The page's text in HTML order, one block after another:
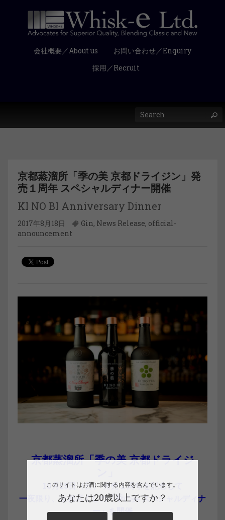
会社概要／About us
お問い合わせ／Enquiry
採用／Recruit
京都蒸溜所「季の美 京都ドライジン」発
売１周年 スペシャルディナー開催
KI NO BI Anniversary Dinner
2017年8月18日 Gin, News Release, official-
announcement
京都蒸溜所「季の美 京都ドライジ
10月15日（日） 発売１周年を記念して
一夜限り、京都尽くしの「季の美 スペシャルディナ
ー」を開催
このサイトはお酒に関する内容を含んでいます。
あなたは20歳以上ですか？